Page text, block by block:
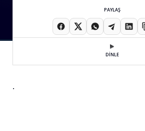
PAYLAŞ
DİNLE
.